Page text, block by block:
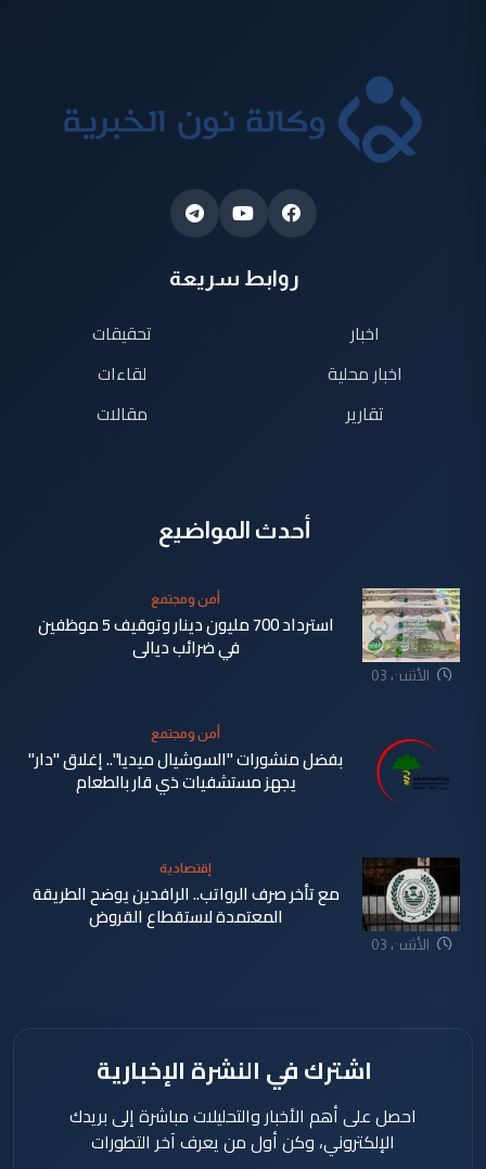
روابط سريعة
اخبار
اخبار محلية
تقارير
تحقيقات
لقاءات
مقالات
أحدث المواضيع
الأثنين 03
أمن ومجتمع
استرداد 700 مليون دينار وتوقيف 5 موظفين
في ضرائب ديالى
أمن ومجتمع
بفضل منشورات "السوشيال ميديا".. إغلاق "دار"
يجهز مستشفيات ذي قار بالطعام
الأثنين 03
إقتصادية
مع تأخر صرف الرواتب.. الرافدين يوضح الطريقة
المعتمدة لاستقطاع القروض
اشترك في النشرة الإخبارية
احصل على أهم الأخبار والتحليلات مباشرة إلى بريدك
الإلكتروني، وكن أول من يعرف آخر التطورات